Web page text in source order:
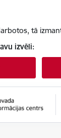
tā
izvēli: